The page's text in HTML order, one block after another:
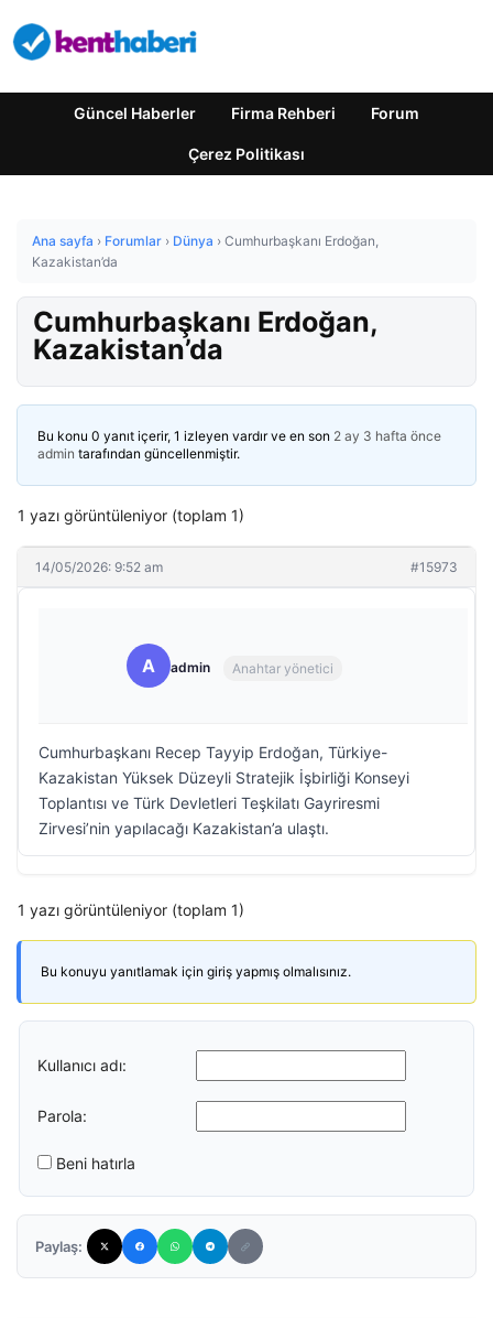
Güncel Haberler Firma Rehberi Forum
Çerez Politikası
Ana sayfa › Forumlar › Dünya › Cumhurbaşkanı Erdoğan,
Kazakistan’da
Cumhurbaşkanı Erdoğan,
Kazakistan’da
Bu konu 0 yanıt içerir, 1 izleyen vardır ve en son 2 ay 3 hafta önce
admin tarafından güncellenmiştir.
1 yazı görüntüleniyor (toplam 1)
14/05/2026: 9:52 am #15973
A admin Anahtar yönetici
Cumhurbaşkanı Recep Tayyip Erdoğan, Türkiye-
Kazakistan Yüksek Düzeyli Stratejik İşbirliği Konseyi
Toplantısı ve Türk Devletleri Teşkilatı Gayriresmi
Zirvesi’nin yapılacağı Kazakistan’a ulaştı.
1 yazı görüntüleniyor (toplam 1)
Bu konuyu yanıtlamak için giriş yapmış olmalısınız.
Kullanıcı adı:
Parola:
Beni hatırla
Paylaş: